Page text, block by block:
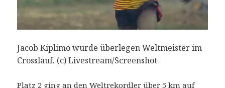
Jacob Kiplimo wurde überlegen Weltmeister im
Crosslauf. (c) Livestream/Screenshot
Platz 2 ging an den Weltrekordler über 5 km auf